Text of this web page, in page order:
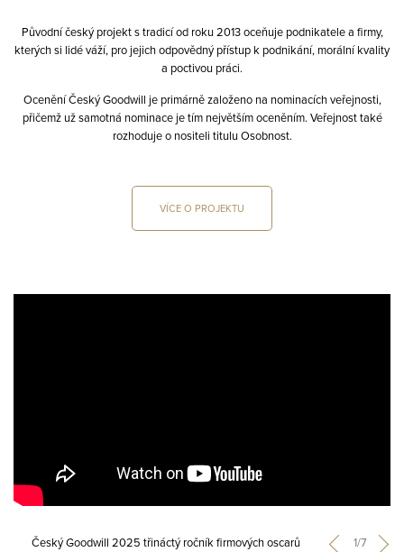
Původní český projekt s tradicí od roku 2013 oceňuje podnikatele a firmy,
kterých si lidé váží, pro jejich odpovědný přístup k podnikání, morální kvality
a poctivou práci.
Ocenění Český Goodwill je primárně založeno na nominacích veřejnosti,
přičemž už samotná nominace je tím největším oceněním. Veřejnost také
rozhoduje o nositeli titulu Osobnost.
VÍCE O PROJEKTU
Český Goodwill 2025 třináctý ročník firmových oscarů 1/7